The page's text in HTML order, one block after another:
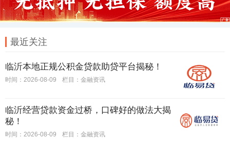
最近关注
临沂本地正规公积金贷款助贷平台揭秘！
时间：2026-08-09 栏目： 金融资讯
临沂经营贷款资金过桥，口碑好的做法大揭
秘！
时间：2026-08-09 栏目： 金融资讯